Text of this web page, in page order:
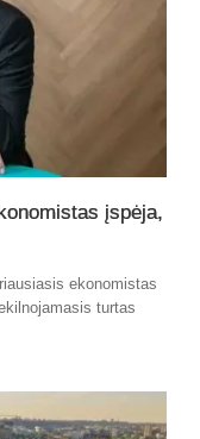
įspėja,
ekonomistas
turtas